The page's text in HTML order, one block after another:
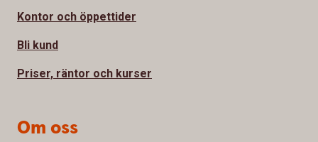
Kontor och öppettider
Bli kund
Priser, räntor och kurser
Om oss